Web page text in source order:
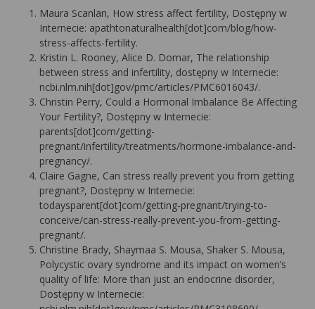
Maura Scanlan, How stress affect fertility, Dostępny w
Internecie: apathtonaturalhealth[dot]com/blog/how-
stress-affects-fertility.
Kristin L. Rooney, Alice D. Domar, The relationship
between stress and infertility, dostępny w Internecie:
ncbi.nlm.nih[dot]gov/pmc/articles/PMC6016043/.
Christin Perry, Could a Hormonal Imbalance Be Affecting
Your Fertility?, Dostępny w Internecie:
parents[dot]com/getting-
pregnant/infertility/treatments/hormone-imbalance-and-
pregnancy/.
Claire Gagne, Can stress really prevent you from getting
pregnant?, Dostępny w Internecie:
todaysparent[dot]com/getting-pregnant/trying-to-
conceive/can-stress-really-prevent-you-from-getting-
pregnant/.
Christine Brady, Shaymaa S. Mousa, Shaker S. Mousa,
Polycystic ovary syndrome and its impact on women’s
quality of life: More than just an endocrine disorder,
Dostępny w Internecie: